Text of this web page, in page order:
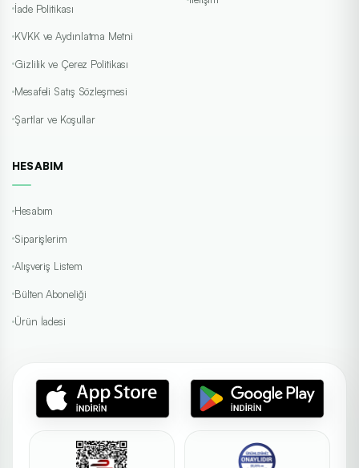
İade Politikası
KVKK ve Aydınlatma Metni
Gizlilik ve Çerez Politikası
Mesafeli Satış Sözleşmesi
Şartlar ve Koşullar
HESABIM
Hesabım
Siparişlerim
Alışveriş Listem
Bülten Aboneliği
Ürün İadesi